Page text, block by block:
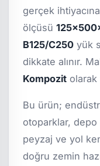
gerçek
ölçüsü
B125/C250 yük
dikkate alınır.
Kompozit olarak
Bu ürün;
otoparklar, depo
peyzaj ve yol
doğru zemin